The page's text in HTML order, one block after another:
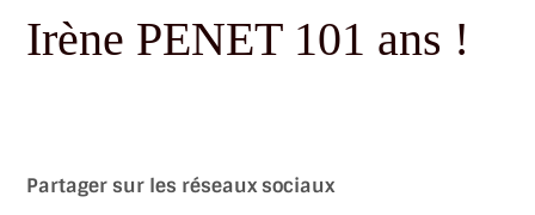
Irène PENET 101 ans !
Partager sur les réseaux sociaux